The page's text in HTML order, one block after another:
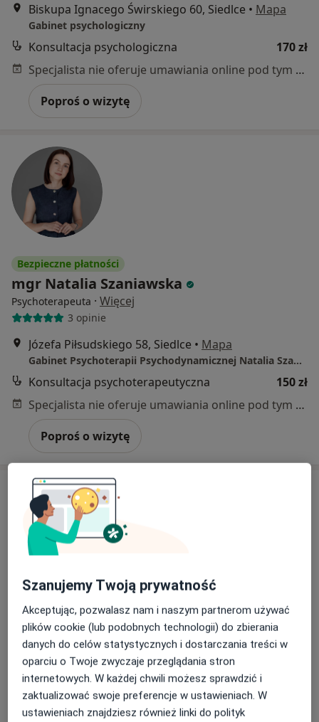
Biskupa Ignacego Świrskiego 60, Siedlce • Mapa
Gabinet psychologiczny
Konsultacja psychologiczna
170 zł
Specjalista nie oferuje umawiania online pod tym adresem.
Poproś o wizytę
Bezpieczne płatności
mgr Natalia Szaniawska
Psychoterapeuta · Więcej
3 opinie
Józefa Piłsudskiego 58, Siedlce • Mapa
Gabinet Psychoterapii Psychodynamicznej Natalia Szaniawska
Konsultacja psychoterapeutyczna
150 zł
Specjalista nie oferuje umawiania online pod tym adresem.
Poproś o wizytę
mgr Kornelia Ziajor
Psycholog·Więcej
51 opinii
Adres Online
Kazimierza Pułaskiego 10, Siedlce• Mapa
Szanujemy Twoją prywatność
Akceptując, pozwalasz nam i naszym partnerom używać
plików cookie (lub podobnych technologii) do zbierania
danych do celów statystycznych i dostarczania treści w
oparciu o Twoje zwyczaje przeglądania stron
internetowych. W każdej chwili możesz sprawdzić i
zaktualizować swoje preferencje w ustawieniach. W
ustawieniach znajdziesz również linki do polityk